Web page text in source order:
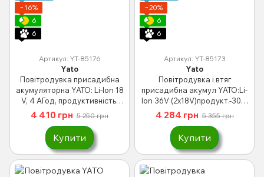
−16%
6
6
Артикул: YT-85176
Yato
Повітродувка присадибна
акумуляторна YATO: Li-Ion 18
V, 4 АГод, продуктивність-
400-570 м³/хв YT-85176
4 410 грн 5 250 грн
Купити
−20%
6
6
Артикул: YT-85173
Yato
Повітродувка і втяг
присадибна акумул YATO:Li-
Ion 36V (2х18V)продукт.-308-
700 м³/хв(БЕЗ АКУМУЛЯТОРА)
YT-85173
4 284 грн 5 355 грн
Купити